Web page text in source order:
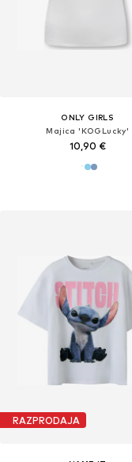
ONLY GIRLS
Majica 'KOGLucky'
10,90 €
RAZPRODAJA